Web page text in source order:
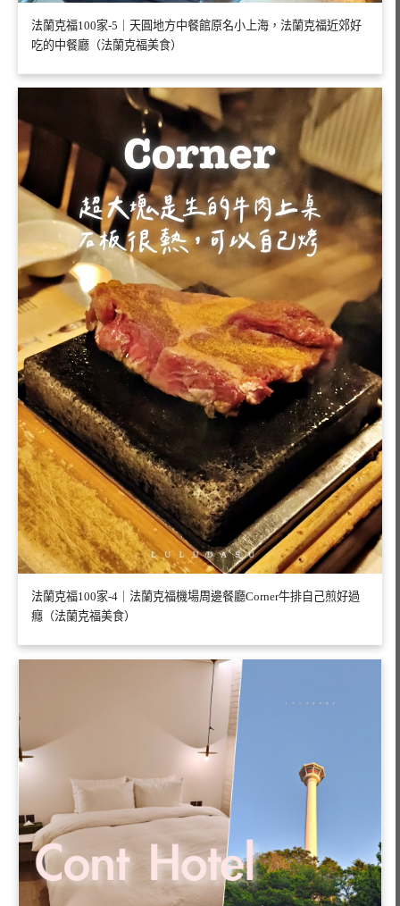
法蘭克福100家-5｜天圓地方中餐館原名小上海，法蘭克福近郊好
吃的中餐廳（法蘭克福美食）
法蘭克福100家-4｜法蘭克福機場周邊餐廳Corner牛排自己煎好過
癮（法蘭克福美食）